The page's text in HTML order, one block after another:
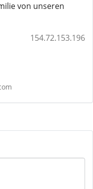
von unseren
154.72.153.196